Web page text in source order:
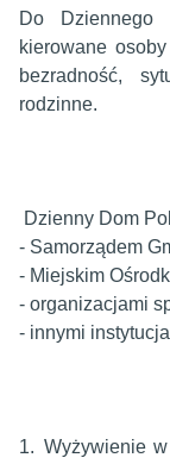
Do Dziennego
kierowane
bezradność,
rodzinne.
Dzienny Dom
- Samorządem
- Miejskim
- organizacjami
- innymi
1. Wyżywienie